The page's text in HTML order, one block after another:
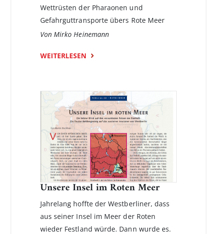
Wettrüsten der Pharaonen und
Gefahrguttransporte übers Rote Meer
Von Mirko Heinemann
WEITERLESEN
Unsere Insel im Roten Meer
Jahrelang hoffte der Westberliner, dass
aus seiner Insel im Meer der Roten
wieder Festland würde. Dann wurde es.